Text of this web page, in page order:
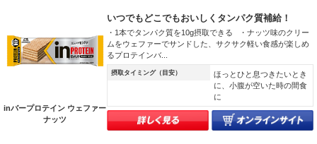
inバープロテイン ウェファー
ナッツ
いつでもどこでもおいしくタンパク質補給！
・1本でタンパク質を10g摂取できる ・ナッツ味のクリー
ムをウェファーでサンドした、サクサク軽い食感が楽しめ
るプロテインバ...
摂取タイミング（目安）
ほっとひと息つきたいとき
に、小腹が空いた時の間食
に